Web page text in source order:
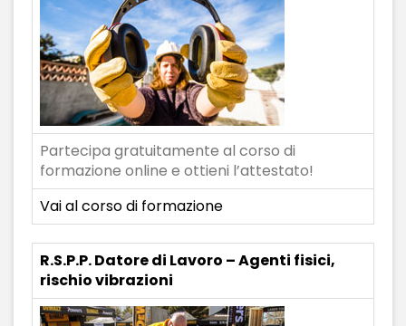
Partecipa gratuitamente al corso di
formazione online e ottieni l’attestato!
Vai al corso di formazione
R.S.P.P. Datore di Lavoro – Agenti fisici,
rischio vibrazioni